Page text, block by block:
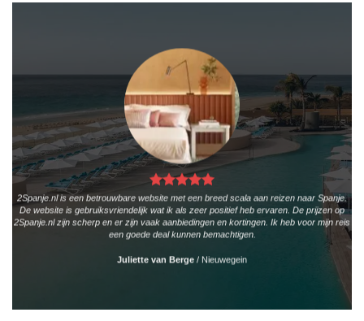
2Spanje.nl is een betrouwbare website met een breed scala aan reizen naar Spanje.
De website is gebruiksvriendelijk wat ik als zeer positief heb ervaren. De prijzen op
2Spanje.nl zijn scherp en er zijn vaak aanbiedingen en kortingen. Ik heb voor mijn reis
een goede deal kunnen bemachtigen.
Juliette van Berge / Nieuwegein